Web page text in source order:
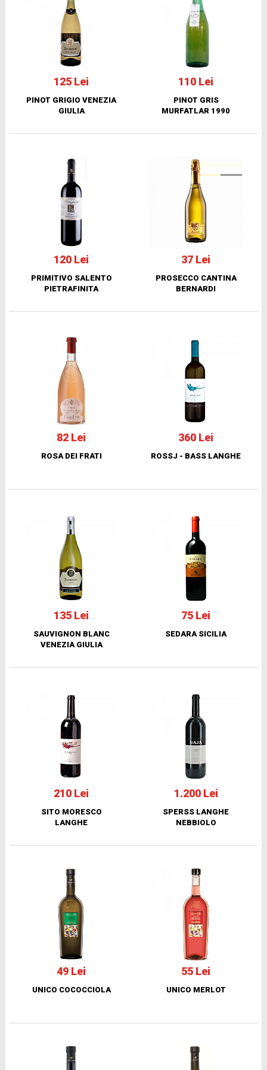
125 Lei
PINOT GRIGIO VENEZIA
GIULIA
110 Lei
PINOT GRIS
MURFATLAR 1990
120 Lei
PRIMITIVO SALENTO
PIETRAFINITA
37 Lei
PROSECCO CANTINA
BERNARDI
82 Lei
ROSA DEI FRATI
360 Lei
ROSSJ - BASS LANGHE
135 Lei
SAUVIGNON BLANC
VENEZIA GIULIA
75 Lei
SEDARA SICILIA
210 Lei
SITO MORESCO
LANGHE
1.200 Lei
SPERSS LANGHE
NEBBIOLO
49 Lei
UNICO COCOCCIOLA
55 Lei
UNICO MERLOT